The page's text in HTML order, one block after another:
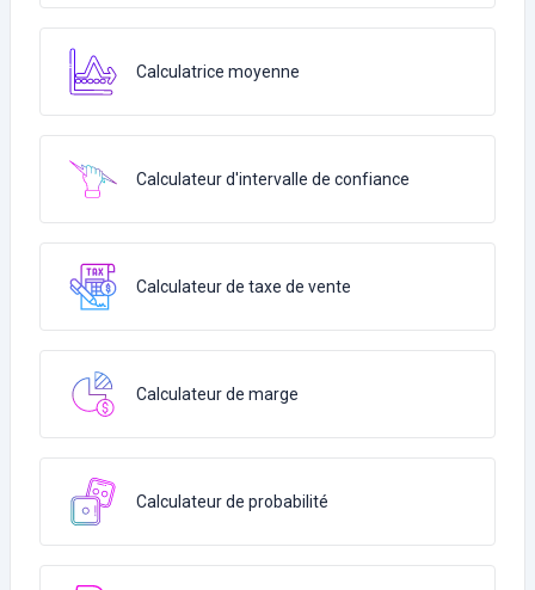
Calculatrice moyenne
Calculateur d'intervalle de confiance
Calculateur de taxe de vente
Calculateur de marge
Calculateur de probabilité